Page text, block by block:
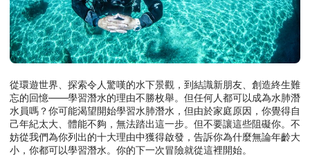
從環遊世界、探索令人驚嘆的水下景觀，到結識新朋友、創造終生難
忘的回憶——學習潛水的理由不勝枚舉。但任何人都可以成為水肺潛
水員嗎？你可能渴望開始學習水肺潛水，但由於家庭原因，你覺得自
己年紀太大、體能不夠，無法踏出這一步。但不要讓這些阻礙你。不
妨從我們為你列出的十大理由中獲得啟發，告訴你為什麼無論年齡大
小，你都可以學習潛水。你的下一次冒險就從這裡開始。